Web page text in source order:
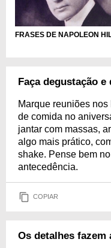
FRASES DE NAPOLEON
Faça degustação
Marque reuniões
de comida no
jantar com massas,
algo mais prático,
shake. Pense bem
antecedência.
COPIAR
Os detalhes fazem